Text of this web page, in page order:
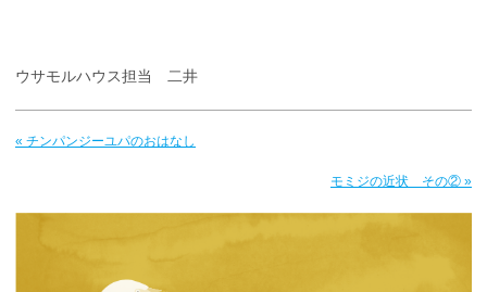
ウサモルハウス担当 二井
« チンパンジーユパのおはなし
モミジの近状 その② »